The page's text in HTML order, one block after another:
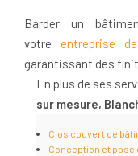
Barder un
votreentreprise
garantissant des
En plus de ses
sur mesure,
Clos couvert de
Conception et